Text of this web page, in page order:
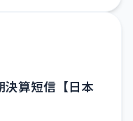
算短信【日本